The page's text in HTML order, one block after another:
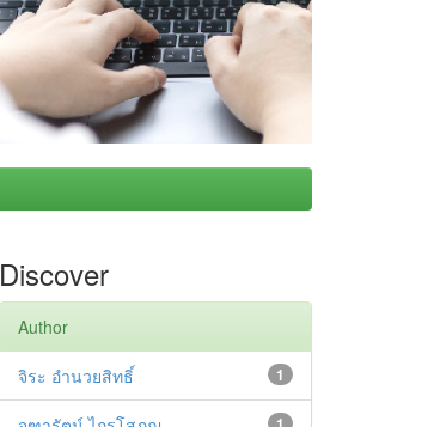
Discover
Author
1
จิระ อำนวยสิทธิ์